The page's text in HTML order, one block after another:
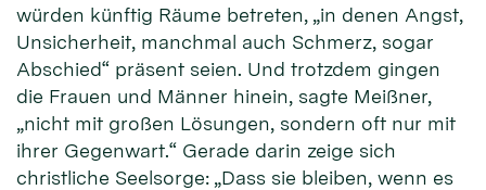
würden künftig Räume betreten, „in denen Angst,
Unsicherheit, manchmal auch Schmerz, sogar
Abschied“ präsent seien. Und trotzdem gingen
die Frauen und Männer hinein, sagte Meißner,
„nicht mit großen Lösungen, sondern oft nur mit
ihrer Gegenwart.“ Gerade darin zeige sich
christliche Seelsorge: „Dass sie bleiben, wenn es